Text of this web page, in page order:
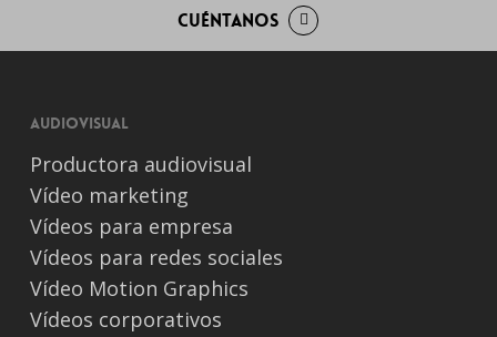
Cuéntanos
Audiovisual
Productora audiovisual
Vídeo marketing
Vídeos para empresa
Vídeos para redes sociales
Vídeo Motion Graphics
Vídeos corporativos